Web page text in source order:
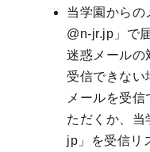
当学園から
@n-jr.jp」で
迷惑メールの
受信できない
メールを受
ただくか、
jp」を受信リ